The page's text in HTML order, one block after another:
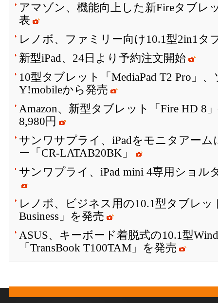
アマゾン、機能向上した新Fireタブレ
表
レノボ、ファミリー向け10.1型2in1タ
新型iPad、24日より予約注文開始
10型タブレット「MediaPad T2 Pro」
Y!mobileから発売
Amazon、新型タブレット「Fire HD 8
8,980円
サンワサプライ、iPadをモニタアー
ー「CR-LATAB20BK」
サンワプライ、iPad mini 4専用ショル
レノボ、ビジネス用の10.1型タブレッ
Business」を発売
ASUS、キーボード着脱式の10.1型
「TransBook T100TAM」を発売